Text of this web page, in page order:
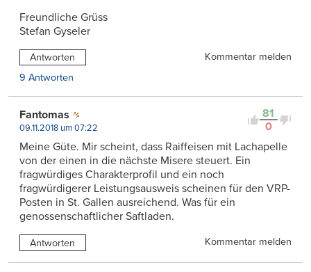
Freundliche Grüss
Stefan Gyseler
Antworten
Kommentar melden
9 Antworten
81
0
Fantomas
09.11.2018 um 07:22
Meine Güte. Mir scheint, dass Raiffeisen mit Lachapelle
von der einen in die nächste Misere steuert. Ein
fragwürdiges Charakterprofil und ein noch
fragwürdigerer Leistungsausweis scheinen für den VRP-
Posten in St. Gallen ausreichend. Was für ein
genossenschaftlicher Saftladen.
Antworten Kommentar melden